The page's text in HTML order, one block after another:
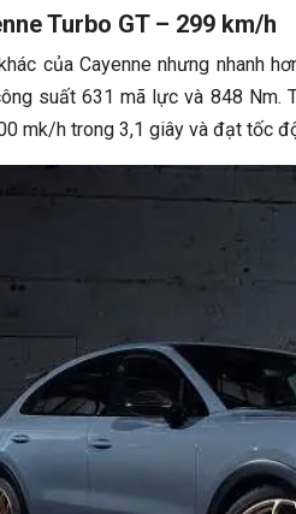
Turbo GT – 299 km/h
của Cayenne nhưng nhanh
suất 631 mã lực và 848 Nm.
mk/h trong 3,1 giây và đạt tốc